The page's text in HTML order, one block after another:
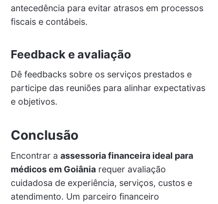
antecedência para evitar atrasos em processos
fiscais e contábeis.
Feedback e avaliação
Dê feedbacks sobre os serviços prestados e
participe das reuniões para alinhar expectativas
e objetivos.
Conclusão
Encontrar a assessoria financeira ideal para
médicos em Goiâniarequer avaliação
cuidadosa de experiência, serviços, custos e
atendimento. Um parceiro financeiro